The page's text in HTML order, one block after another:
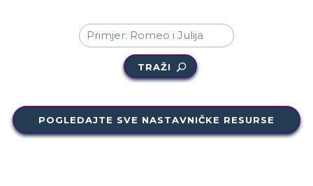
TRAŽI
POGLEDAJTE SVE NASTAVNIČKE RESURSE